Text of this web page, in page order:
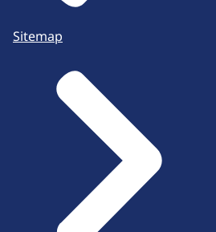
Sitemap